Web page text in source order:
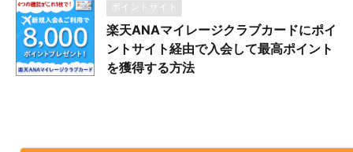
ポイントサイト
楽天ANAマイレージクラブカードにポイ
ントサイト経由で入会して最高ポイント
を獲得する方法